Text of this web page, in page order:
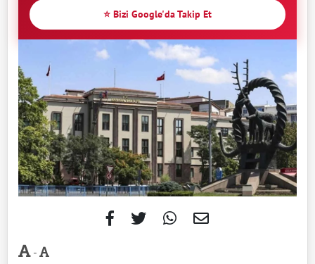
⭐ Bizi Google'da Takip Et
-